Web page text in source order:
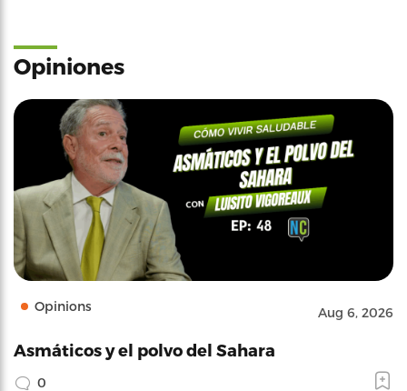
Opiniones
Opinions Aug 6, 2026
Asmáticos y el polvo del Sahara
0